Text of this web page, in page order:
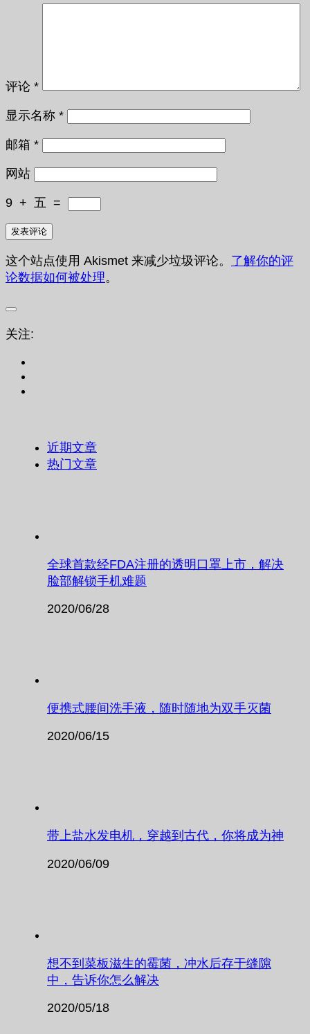
评论 *
显示名称 *
邮箱 *
网站
9 + 五 =
这个站点使用 Akismet 来减少垃圾评论。 了解你的评
论数据如何被处理。
关注:
近期文章
热门文章
全球首款经FDA注册的透明口罩上市，解决
脸部解锁手机难题
2020/06/28
便携式腰间洗手液，随时随地为双手灭菌
2020/06/15
带上盐水发电机，穿越到古代，你将成为神
2020/06/09
想不到菜板滋生的霉菌，冲水后存于缝隙
中，告诉你怎么解决
2020/05/18